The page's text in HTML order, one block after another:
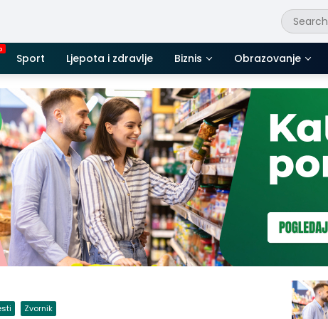
Sport Ljepota i zdravlje Biznis Obrazovanje
Zvornik